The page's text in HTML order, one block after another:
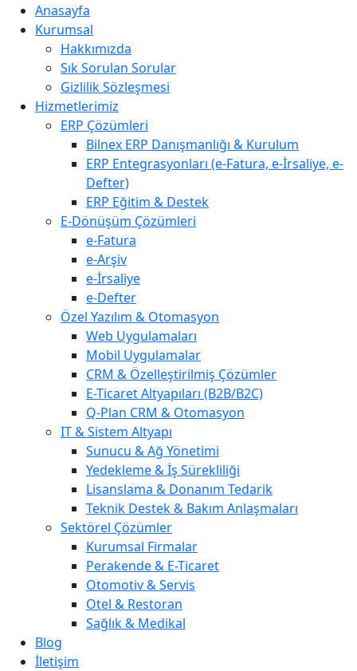
Anasayfa
Kurumsal
Hakkımızda
Sık Sorulan Sorular
Gizlilik Sözleşmesi
Hizmetlerimiz
ERP Çözümleri
Bilnex ERP Danışmanlığı & Kurulum
ERP Entegrasyonları (e-Fatura, e-İrsaliye, e-
Defter)
ERP Eğitim & Destek
E-Dönüşüm Çözümleri
e-Fatura
e-Arşiv
e-İrsaliye
e-Defter
Özel Yazılım & Otomasyon
Web Uygulamaları
Mobil Uygulamalar
CRM & Özelleştirilmiş Çözümler
E-Ticaret Altyapıları (B2B/B2C)
Q-Plan CRM & Otomasyon
IT & Sistem Altyapı
Sunucu & Ağ Yönetimi
Yedekleme & İş Sürekliliği
Lisanslama & Donanım Tedarik
Teknik Destek & Bakım Anlaşmaları
Sektörel Çözümler
Kurumsal Firmalar
Perakende & E-Ticaret
Otomotiv & Servis
Otel & Restoran
Sağlık & Medikal
Blog
İletişim